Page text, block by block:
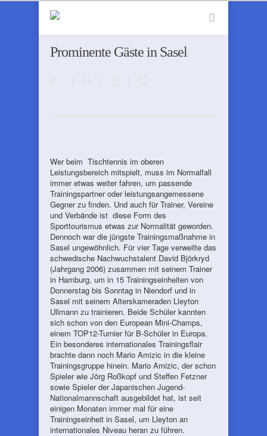
Prominente Gäste in Sasel
Wer beim Tischtennis im oberen
Leistungsbereich mitspielt, muss im Normalfall
immer etwas weiter fahren, um passende
Trainingspartner oder leistungsangemessene
Gegner zu finden. Und auch für Trainer, Vereine
und Verbände ist diese Form des
Sporttourismus etwas zur Normalität geworden.
Dennoch war die jüngste Trainingsmaßnahme in
Sasel ungewöhnlich. Für vier Tage verweilte das
schwedische Nachwuchstalent David Björkryd
(Jahrgang 2006) zusammen mit seinem Trainer
in Hamburg, um in 15 Trainingseinheiten von
Donnerstag bis Sonntag in Niendorf und in
Sasel mit seinem Alterskameraden Lleyton
Ullmann zu trainieren. Beide Schüler kannten
sich schon von den European Mini-Champs,
einem TOP12-Turnier für B-Schüler in Europa.
Ein besonderes internationales Trainingsflair
brachte dann noch Mario Amizic in die kleine
Trainingsgruppe hinein. Mario Amizic, der schon
Spieler wie Jörg Roßkopf und Steffen Fetzner
sowie Spieler der Japanischen Jugend-
Nationalmannschaft ausgebildet hat, ist seit
einigen Monaten immer mal für eine
Trainingseinheit in Sasel, um Lleyton an
internationales Niveau heran zu führen.